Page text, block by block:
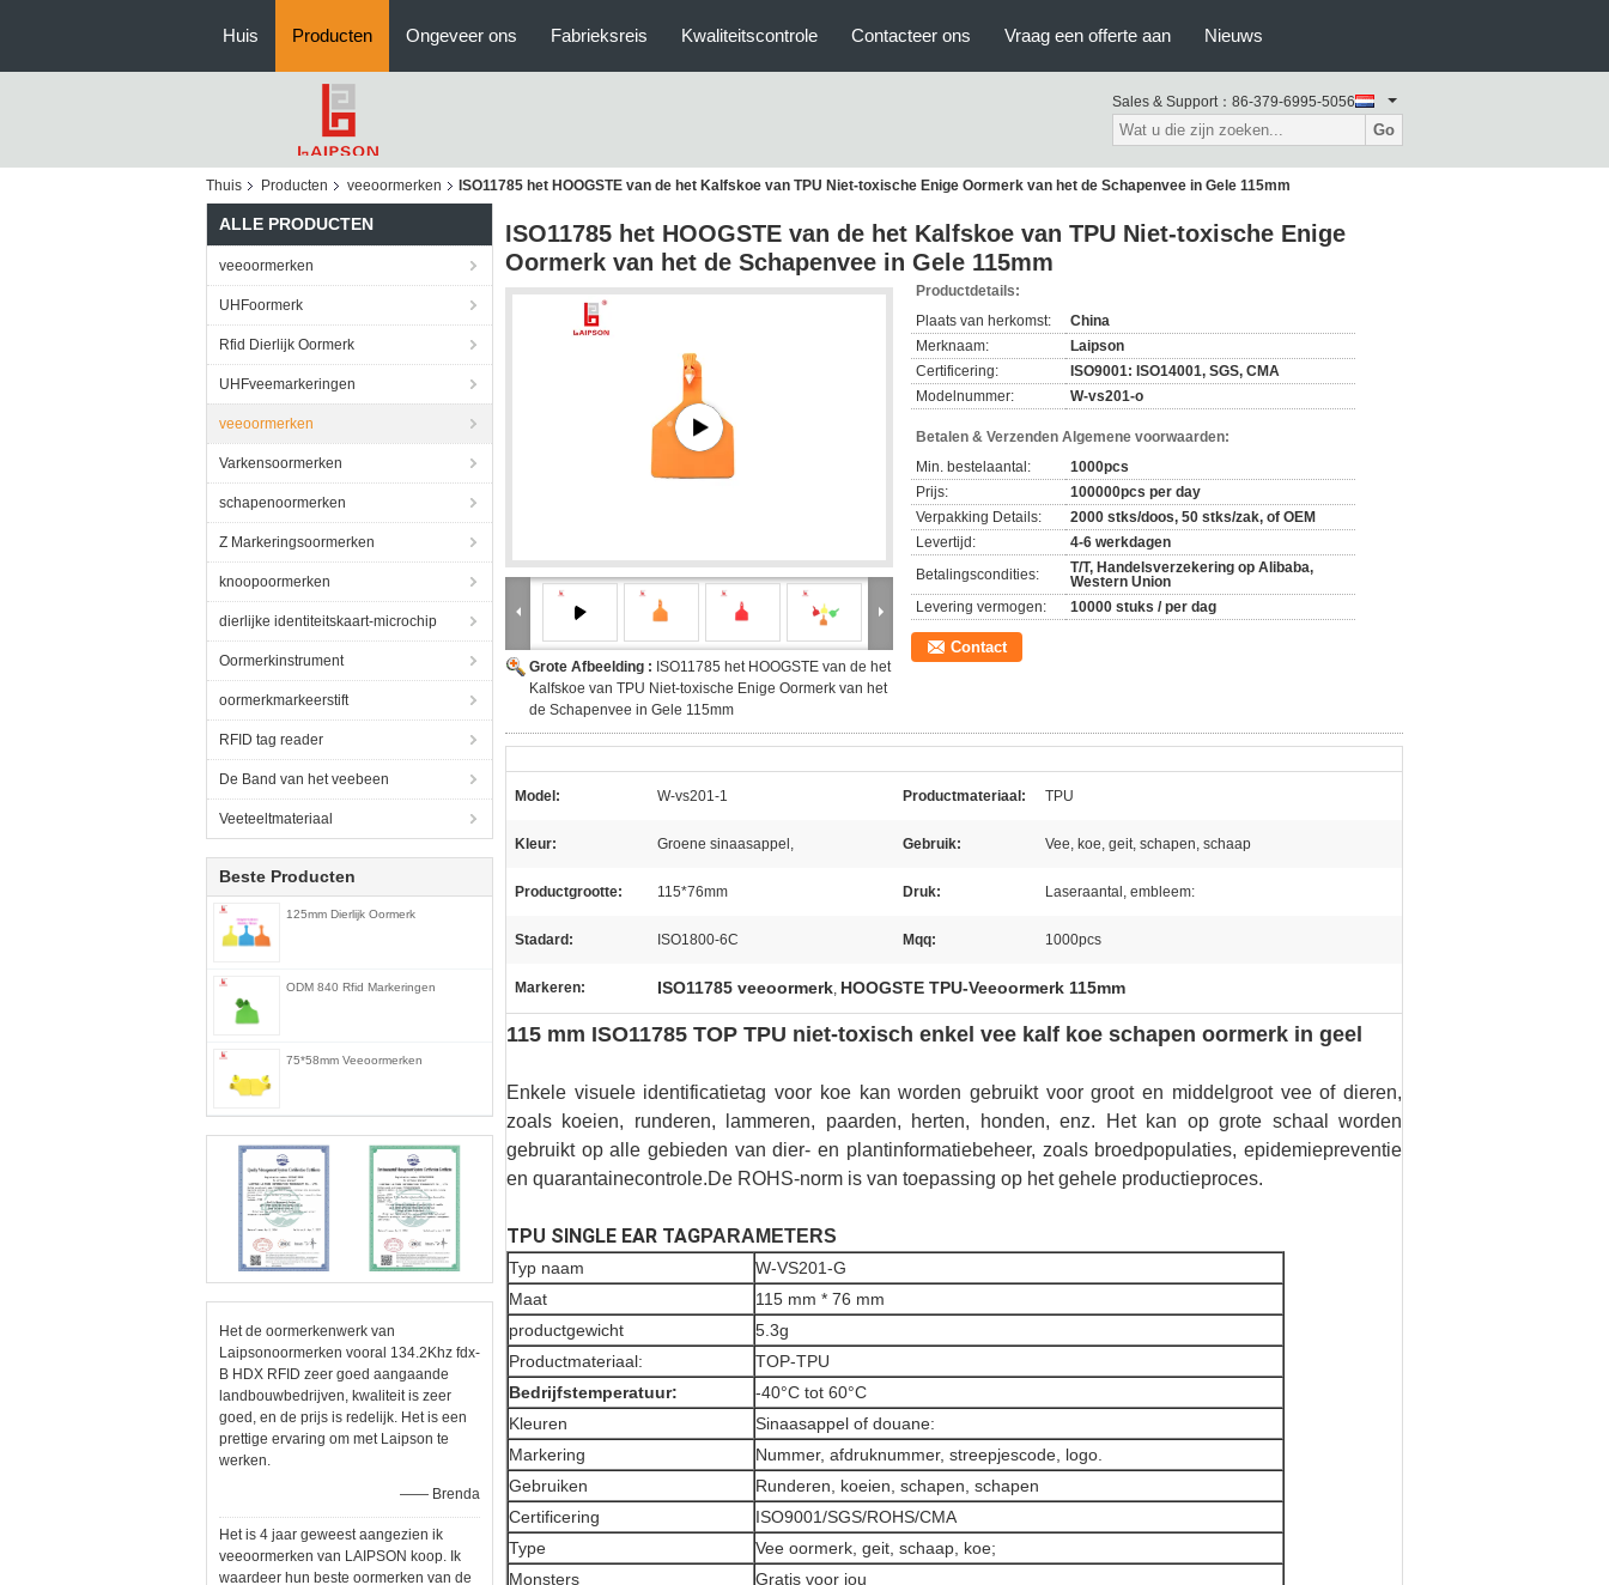
Huis Producten Ongeveer ons Fabrieksreis Kwaliteitscontrole Contacteer ons Vraag een offerte aan Nieuws
Sales & Support： 86-379-6995-5056
Go
Thuis Producten veeoormerken ISO11785 het HOOGSTE van de het Kalfskoe van TPU Niet-toxische Enige Oormerk van het de Schapenvee in Gele 115mm
ALLE PRODUCTEN
veeoormerken
UHFoormerk
Rfid Dierlijk Oormerk
UHFveemarkeringen
veeoormerken
Varkensoormerken
schapenoormerken
Z Markeringsoormerken
knoopoormerken
dierlijke identiteitskaart-microchip
Oormerkinstrument
oormerkmarkeerstift
RFID tag reader
De Band van het veebeen
Veeteeltmateriaal
Beste Producten
125mm Dierlijk Oormerk
ODM 840 Rfid Markeringen
75*58mm Veeoormerken
Het de oormerkenwerk van
Laipsonoormerken vooral 134.2Khz fdx-
B HDX RFID zeer goed aangaande
landbouwbedrijven, kwaliteit is zeer
goed, en de prijs is redelijk. Het is een
prettige ervaring om met Laipson te
werken.
—— Brenda
Het is 4 jaar geweest aangezien ik
veeoormerken van LAIPSON koop. Ik
waardeer hun beste oormerken van de
ISO11785 het HOOGSTE van de het Kalfskoe van TPU Niet-toxische Enige
Oormerk van het de Schapenvee in Gele 115mm
Grote Afbeelding : ISO11785 het HOOGSTE van de het
Kalfskoe van TPU Niet-toxische Enige Oormerk van het
de Schapenvee in Gele 115mm
Productdetails:
Plaats van herkomst:
China
Merknaam:
Laipson
Certificering:
ISO9001: ISO14001, SGS, CMA
Modelnummer:
W-vs201-o
Betalen & Verzenden Algemene voorwaarden:
Min. bestelaantal:
1000pcs
Prijs:
100000pcs per day
Verpakking Details:
2000 stks/doos, 50 stks/zak, of OEM
Levertijd:
4-6 werkdagen
Betalingscondities:
T/T, Handelsverzekering op Alibaba,
Western Union
Levering vermogen:
10000 stuks / per dag
Contact
Model: W-vs201-1 Productmateriaal: TPU
Kleur: Groene sinaasappel, Gebruik: Vee, koe, geit, schapen, schaap
Productgrootte: 115*76mm Druk: Laseraantal, embleem:
Stadard: ISO1800-6C Mqq: 1000pcs
Markeren: ISO11785 veeoormerk, HOOGSTE TPU-Veeoormerk 115mm
115 mm ISO11785 TOP TPU niet-toxisch enkel vee kalf koe schapen oormerk in geel
Enkele visuele identificatietag voor koe kan worden gebruikt voor groot en middelgroot vee of dieren,
zoals koeien, runderen, lammeren, paarden, herten, honden, enz. Het kan op grote schaal worden
gebruikt op alle gebieden van dier- en plantinformatiebeheer, zoals broedpopulaties, epidemiepreventie
en quarantainecontrole.De ROHS-norm is van toepassing op het gehele productieproces.
TPU SINGLE EAR TAGPARAMETERS
Typ naam
W-VS201-G
Maat
115 mm * 76 mm
productgewicht
5.3g
Productmateriaal:
TOP-TPU
Bedrijfstemperatuur:
-40°C tot 60°C
Kleuren
Sinaasappel of douane:
Markering
Nummer, afdruknummer, streepjescode, logo.
Gebruiken
Runderen, koeien, schapen, schapen
Certificering
ISO9001/SGS/ROHS/CMA
Type
Vee oormerk, geit, schaap, koe;
Monsters
Gratis voor jou